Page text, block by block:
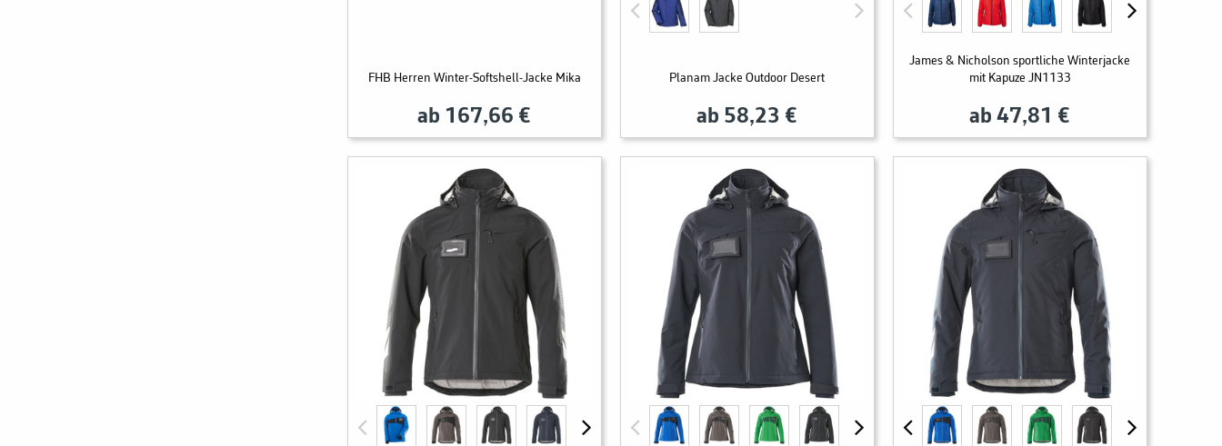
FHB Herren Winter-Softshell-Jacke Mika
ab 167,66 €
Planam Jacke Outdoor Desert
ab 58,23 €
James & Nicholson sportliche Winterjacke
mit Kapuze JN1133
ab 47,81 €